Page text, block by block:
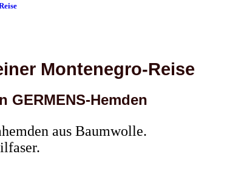
Montenegro-Reise
Hemden
aus Baumwolle.